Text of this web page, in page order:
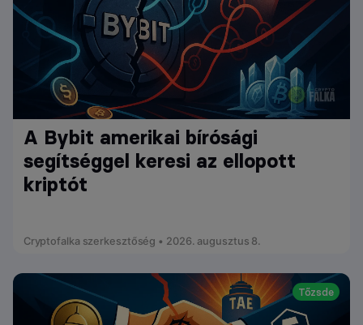
A Bybit amerikai bírósági
segítséggel keresi az ellopott
kriptót
Cryptofalka szerkesztőség • 2026. augusztus 8.
Tőzsde